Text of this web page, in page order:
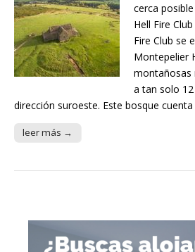
cerca
Hell Fire
Fire Club se
Montepelier
montañosas
a tan solo
dirección suroeste. Este bosque
leer más →